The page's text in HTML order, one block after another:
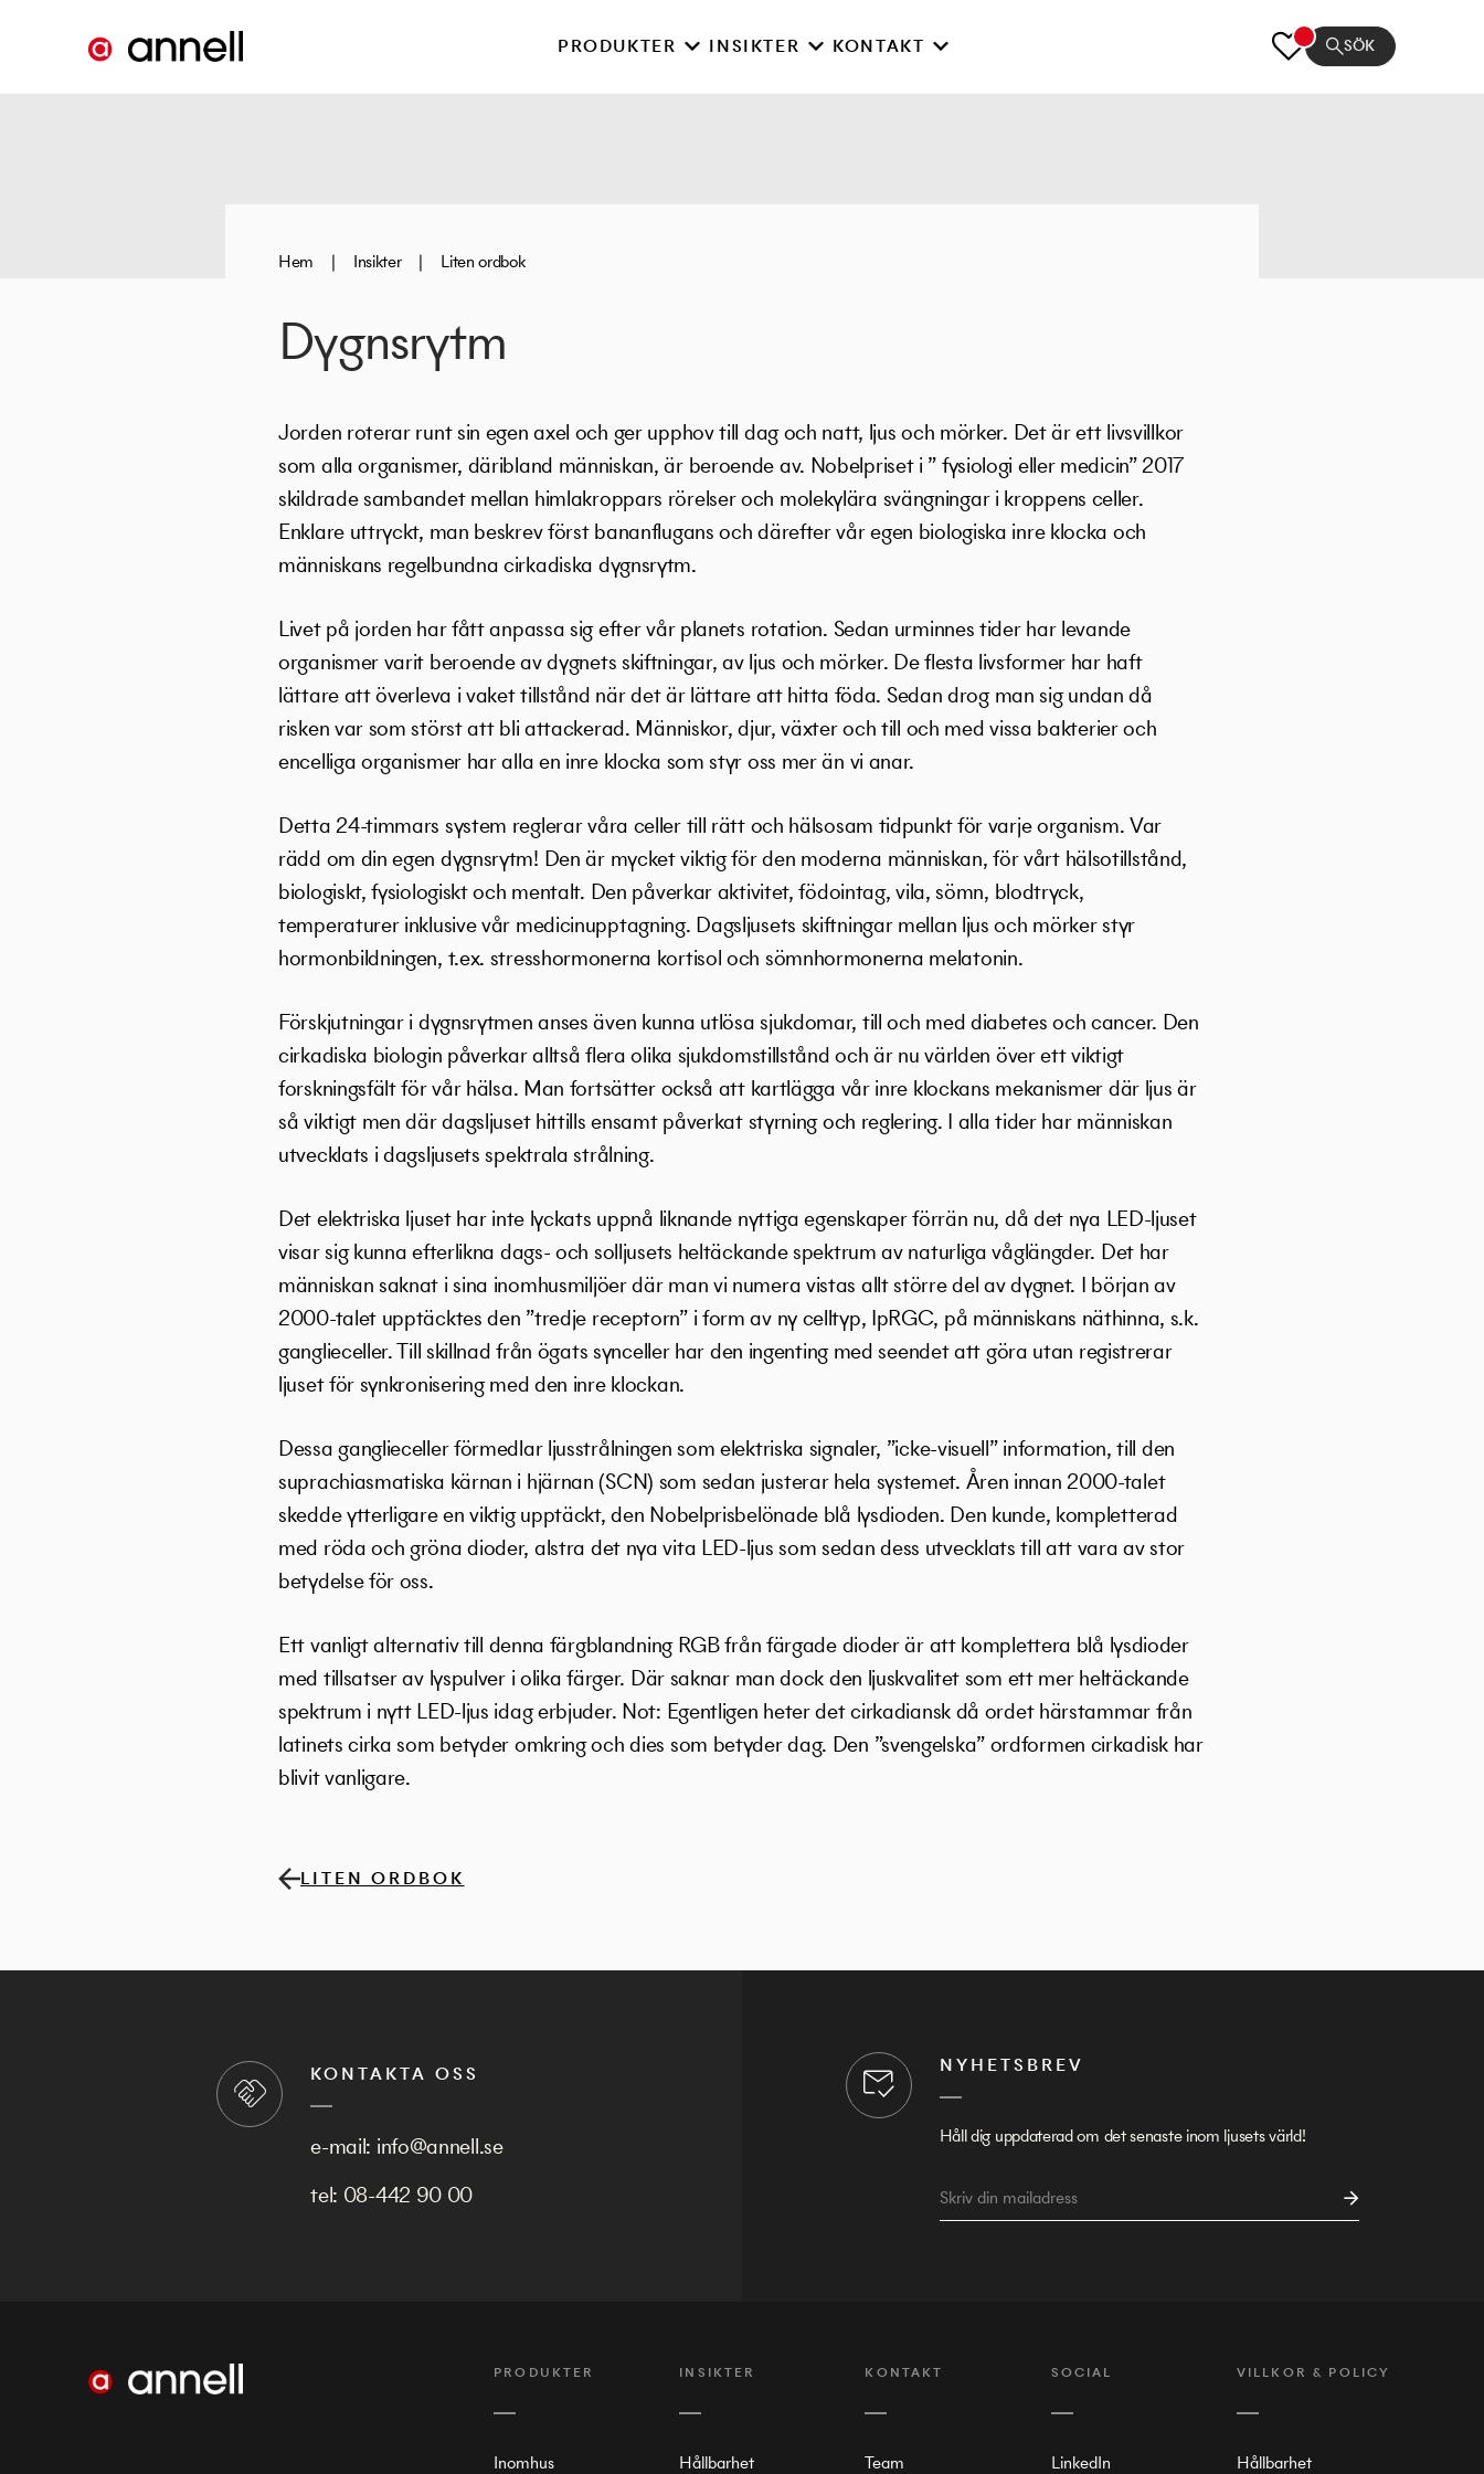
PRODUKTER INSIKTER KONTAKT SÖK
Hem | Insikter | Liten ordbok
Dygnsrytm
Jorden roterar runt sin egen axel och ger upphov till dag och natt, ljus och mörker. Det är ett livsvillkor
som alla organismer, däribland människan, är beroende av. Nobelpriset i ” fysiologi eller medicin” 2017
skildrade sambandet mellan himlakroppars rörelser och molekylära svängningar i kroppens celler.
Enklare uttryckt, man beskrev först bananflugans och därefter vår egen biologiska inre klocka och
människans regelbundna cirkadiska dygnsrytm.
Livet på jorden har fått anpassa sig efter vår planets rotation. Sedan urminnes tider har levande
organismer varit beroende av dygnets skiftningar, av ljus och mörker. De flesta livsformer har haft
lättare att överleva i vaket tillstånd när det är lättare att hitta föda. Sedan drog man sig undan då
risken var som störst att bli attackerad. Människor, djur, växter och till och med vissa bakterier och
encelliga organismer har alla en inre klocka som styr oss mer än vi anar.
Detta 24-timmars system reglerar våra celler till rätt och hälsosam tidpunkt för varje organism. Var
rädd om din egen dygnsrytm! Den är mycket viktig för den moderna människan, för vårt hälsotillstånd,
biologiskt, fysiologiskt och mentalt. Den påverkar aktivitet, födointag, vila, sömn, blodtryck,
temperaturer inklusive vår medicinupptagning. Dagsljusets skiftningar mellan ljus och mörker styr
hormonbildningen, t.ex. stresshormonerna kortisol och sömnhormonerna melatonin.
Förskjutningar i dygnsrytmen anses även kunna utlösa sjukdomar, till och med diabetes och cancer. Den
cirkadiska biologin påverkar alltså flera olika sjukdomstillstånd och är nu världen över ett viktigt
forskningsfält för vår hälsa. Man fortsätter också att kartlägga vår inre klockans mekanismer där ljus är
så viktigt men där dagsljuset hittills ensamt påverkat styrning och reglering. I alla tider har människan
utvecklats i dagsljusets spektrala strålning.
Det elektriska ljuset har inte lyckats uppnå liknande nyttiga egenskaper förrän nu, då det nya LED-ljuset
visar sig kunna efterlikna dags- och solljusets heltäckande spektrum av naturliga våglängder. Det har
människan saknat i sina inomhusmiljöer där man vi numera vistas allt större del av dygnet. I början av
2000-talet upptäcktes den ”tredje receptorn” i form av ny celltyp, IpRGC, på människans näthinna, s.k.
ganglieceller. Till skillnad från ögats synceller har den ingenting med seendet att göra utan registrerar
ljuset för synkronisering med den inre klockan.
Dessa ganglieceller förmedlar ljusstrålningen som elektriska signaler, ”icke-visuell” information, till den
suprachiasmatiska kärnan i hjärnan (SCN) som sedan justerar hela systemet. Åren innan 2000-talet
skedde ytterligare en viktig upptäckt, den Nobelprisbelönade blå lysdioden. Den kunde, kompletterad
med röda och gröna dioder, alstra det nya vita LED-ljus som sedan dess utvecklats till att vara av stor
betydelse för oss.
Ett vanligt alternativ till denna färgblandning RGB från färgade dioder är att komplettera blå lysdioder
med tillsatser av lyspulver i olika färger. Där saknar man dock den ljuskvalitet som ett mer heltäckande
spektrum i nytt LED-ljus idag erbjuder. Not: Egentligen heter det cirkadiansk då ordet härstammar från
latinets cirka som betyder omkring och dies som betyder dag. Den ”svengelska” ordformen cirkadisk har
blivit vanligare.
LITEN ORDBOK
KONTAKTA OSS
e-mail: info@annell.se
tel: 08-442 90 00
NYHETSBREV
Håll dig uppdaterad om det senaste inom ljusets värld!
PRODUKTER
Inomhus
INSIKTER
Hållbarhet
KONTAKT
Team
SOCIAL
LinkedIn
VILLKOR & POLICY
Hållbarhet